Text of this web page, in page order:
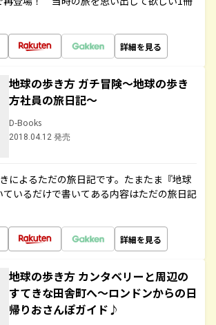
詳細を見る
地球の歩き方 ガチ冒険～地球の歩き
方社員の旅日記～
D-Books
2018.04.12 発売
によるただの旅日記です。たまたま『地球
いるだけで書いてある内容はただの旅日記
詳細を見る
地球の歩き方 カンタベリーと周辺の
すてきな田舎町へ～ロンドンからの日
帰りおさんぽガイド♪